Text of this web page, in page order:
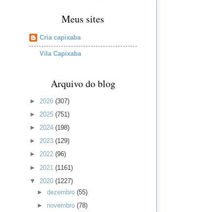
Meus sites
Cria capixaba
Vila Capixaba
Arquivo do blog
► 2026 (307)
► 2025 (751)
► 2024 (198)
► 2023 (129)
► 2022 (96)
► 2021 (1161)
▼ 2020 (1227)
►dezembro(55)
► novembro(78)